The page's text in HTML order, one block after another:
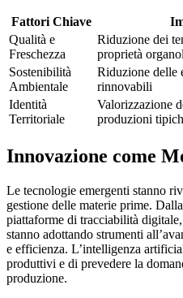
Fattori Chiave
Qualità e
Freschezza
Riduzione dei
proprietà
Sostenibilità
Ambientale
Riduzione delle
rinnovabili
Identità
Territoriale
Valorizzazione
produzioni
Innovazione come
Le tecnologie emergenti stanno
gestione delle materie prime.
piattaforme di tracciabilità
stanno adottando strumenti
e efficienza. L’intelligenza
produttivi e di prevedere la
produzione.